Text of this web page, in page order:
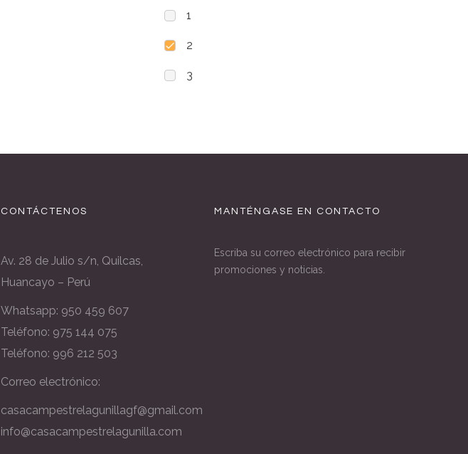
1
2
3
CONTÁCTENOS
Av. 28 de Julio s/n, Quilcas,
Huancayo – Perú
Whatsapp: 950 459 607
Teléfono: 975 144 075
Teléfono: 996 212 503
Correo electrónico:
casacampestrelagunillagf@gmail.com
info@casacampestrelagunilla.com
MANTÉNGASE EN CONTACTO
Escriba su correo electrónico para recibir
promociones y noticias.